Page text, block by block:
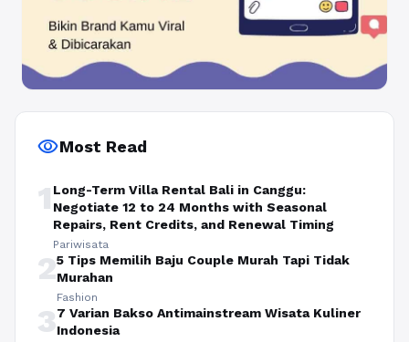
visibilityMost Read
1 Long-Term Villa Rental Bali in Canggu:
Negotiate 12 to 24 Months with Seasonal
Repairs, Rent Credits, and Renewal Timing
Pariwisata
25 Tips Memilih Baju Couple Murah Tapi Tidak
Murahan
Fashion
37 Varian Bakso Antimainstream Wisata Kuliner
Indonesia